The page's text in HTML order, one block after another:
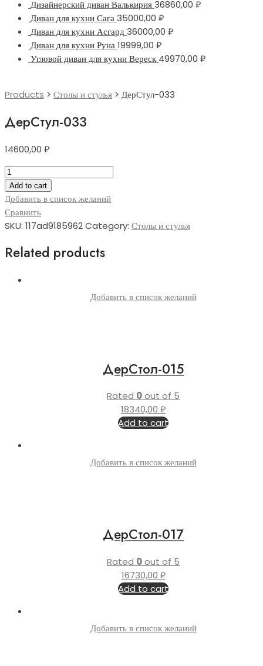
Дизайнерский диван Валькирия36860,00 ₽
Диван для кухни Сага35000,00 ₽
Диван для кухни Асгард36000,00 ₽
Диван для кухни Руна19999,00 ₽
Угловой диван для кухни Вереск 49970,00 ₽
Products > Столы и стулья > ДерСтул-033
ДерСтул-033
14600,00 ₽
ДерСтул-033
quantity
Add to cart
Добавить в список желаний
Сравнить
SKU: 117ad9185962Category: Столы и стулья
Related products
Добавить в список желаний
ДерСтол-015
Rated 0out of 5
18340,00 ₽
Add to cart
Добавить в список желаний
ДерСтол-017
Rated 0out of 5
16730,00 ₽
Add to cart
Добавить в список желаний